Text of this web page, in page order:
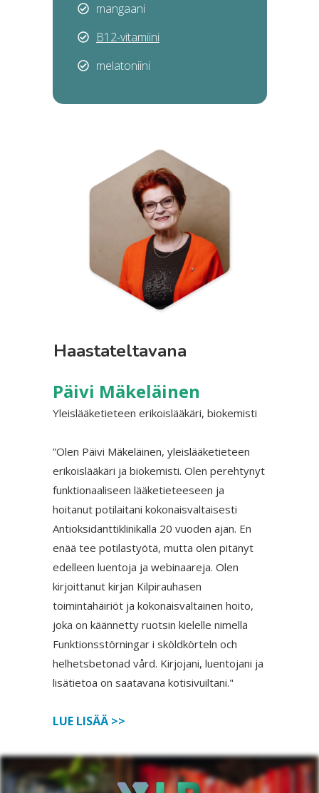
mangaani
B12-vitamiini
melatoniini
Haastateltavana
Päivi Mäkeläinen
Yleislääketieteen erikoislääkäri, biokemisti
”Olen Päivi Mäkeläinen, yleislääketieteen
erikoislääkäri ja biokemisti. Olen perehtynyt
funktionaaliseen lääketieteeseen ja
hoitanut potilaitani kokonaisvaltaisesti
Antioksidanttiklinikalla 20 vuoden ajan. En
enää tee potilastyötä, mutta olen pitänyt
edelleen luentoja ja webinaareja. Olen
kirjoittanut kirjan Kilpirauhasen
toimintahäiriöt ja kokonaisvaltainen hoito,
joka on käännetty ruotsin kielelle nimellä
Funktionsstörningar i sköldkörteln och
helhetsbetonad vård. Kirjojani, luentojani ja
lisätietoa on saatavana kotisivuiltani."
LUE LISÄÄ >>